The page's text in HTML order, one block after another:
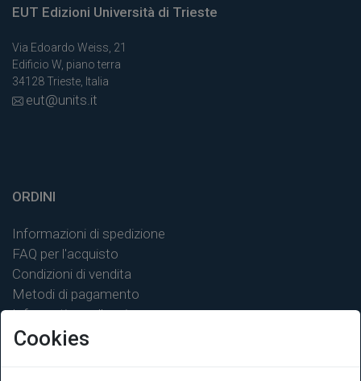
EUT Edizioni Università di Trieste
Via Edoardo Weiss, 21
Edificio W, piano terra
34128 Trieste, Italia
eut@units.it
ORDINI
Informazioni di spedizione
FAQ per l'acquisto
Condizioni di vendita
Metodi di pagamento
Informativa sulla privacy
Cookies